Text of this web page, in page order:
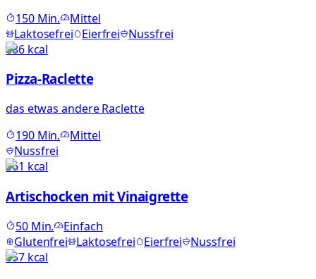
150Min.
Mittel
Laktosefrei
Eierfrei
Nussfrei
686kcal
Pizza-Raclette
das etwas andere Raclette
190Min.
Mittel
Nussfrei
361 kcal
Artischocken mit Vinaigrette
50Min.
Einfach
Glutenfrei Laktosefrei Eierfrei
Nussfrei
657kcal